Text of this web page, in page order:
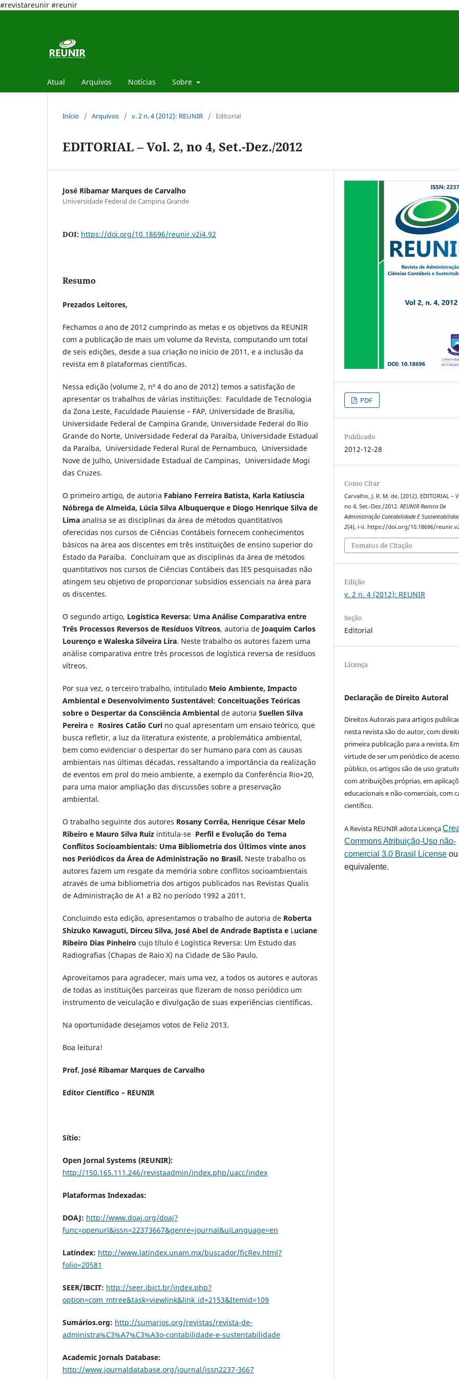
#revistareunir #reunir
Atual Arquivos Notícias Sobre
Início / Arquivos / v. 2 n. 4 (2012): REUNIR / Editorial
EDITORIAL – Vol. 2, no 4, Set.-Dez./2012
José Ribamar Marques de Carvalho
Universidade Federal de Campina Grande
DOI: https://doi.org/10.18696/reunir.v2i4.92
Resumo
Prezados Leitores,
Fechamos o ano de 2012 cumprindo as metas e os objetivos da REUNIR
com a publicação de mais um volume da Revista, computando um total
de seis edições, desde a sua criação no início de 2011, e a inclusão da
revista em 8 plataformas científicas.
Nessa edição (volume 2, nº 4 do ano de 2012) temos a satisfação de
apresentar os trabalhos de várias instituições: Faculdade de Tecnologia
da Zona Leste, Faculdade Piauiense – FAP, Universidade de Brasília,
Universidade Federal de Campina Grande, Universidade Federal do Rio
Grande do Norte, Universidade Federal da Paraíba, Universidade Estadual
da Paraíba, Universidade Federal Rural de Pernambuco, Universidade
Nove de Julho, Universidade Estadual de Campinas, Universidade Mogi
das Cruzes.
O primeiro artigo, de autoria Fabiano Ferreira Batista, Karla Katiuscia
Nóbrega de Almeida, Lúcia Silva Albuquerque e Diogo Henrique Silva de
Lima analisa se as disciplinas da área de métodos quantitativos
oferecidas nos cursos de Ciências Contábeis fornecem conhecimentos
básicos na área aos discentes em três instituições de ensino superior do
Estado da Paraíba. Concluíram que as disciplinas da área de métodos
quantitativos nos cursos de Ciências Contábeis das IES pesquisadas não
atingem seu objetivo de proporcionar subsídios essenciais na área para
os discentes.
O segundo artigo, Logística Reversa: Uma Análise Comparativa entre
Três Processos Reversos de Resíduos Vítreos, autoria de Joaquim Carlos
Lourenço e Waleska Silveira Lira. Neste trabalho os autores fazem uma
análise comparativa entre três processos de logística reversa de resíduos
vítreos.
Por sua vez, o terceiro trabalho, intitulado Meio Ambiente, Impacto
Ambiental e Desenvolvimento Sustentável: Conceituações Teóricas
sobre o Despertar da Consciência Ambiental de autoria Suellen Silva
Pereira e Rosires Catão Curi no qual apresentam um ensaio teórico, que
busca refletir, a luz da literatura existente, a problemática ambiental,
bem como evidenciar o despertar do ser humano para com as causas
ambientais nas últimas décadas, ressaltando a importância da realização
de eventos em prol do meio ambiente, a exemplo da Conferência Rio+20,
para uma maior ampliação das discussões sobre a preservação
ambiental.
O trabalho seguinte dos autores Rosany Corrêa, Henrique César Melo
Ribeiro e Mauro Silva Ruiz intitula-se Perfil e Evolução do Tema
Conflitos Socioambientais: Uma Bibliometria dos Últimos vinte anos
nos Periódicos da Área de Administração no Brasil. Neste trabalho os
autores fazem um resgate da memória sobre conflitos socioambientais
através de uma bibliometria dos artigos publicados nas Revistas Qualis
de Administração de A1 a B2 no período 1992 a 2011.
Concluindo esta edição, apresentamos o trabalho de autoria de Roberta
Shizuko Kawaguti, Dirceu Silva, José Abel de Andrade Baptista e Luciane
Ribeiro Dias Pinheiro cujo título é Logística Reversa: Um Estudo das
Radiografias (Chapas de Raio X) na Cidade de São Paulo.
Aproveitamos para agradecer, mais uma vez, a todos os autores e autoras
de todas as instituições parceiras que fizeram de nosso periódico um
instrumento de veiculação e divulgação de suas experiências científicas.
Na oportunidade desejamos votos de Feliz 2013.
Boa leitura!
Prof. José Ribamar Marques de Carvalho
Editor Científico – REUNIR
Sítio:
Open Jornal Systems (REUNIR):
http://150.165.111.246/revistaadmin/index.php/uacc/index
Plataformas Indexadas:
DOAJ: http://www.doaj.org/doaj?
func=openurl&issn=22373667&genre=journal&uiLanguage=en
Latindex: http://www.latindex.unam.mx/buscador/ficRev.html?
folio=20581
SEER/IBCIT: http://seer.ibict.br/index.php?
option=com_mtree&task=viewlink&link_id=2153&Itemid=109
Sumários.org: http://sumarios.org/revistas/revista-de-
administra%C3%A7%C3%A3o-contabilidade-e-sustentabilidade
Academic Jornals Database:
http://www.journaldatabase.org/journal/issn2237-3667
PDF
Publicado
2012-12-28
Como Citar
Carvalho, J. R. M. de. (2012). EDITORIAL –
no 4, Set.-Dez./2012.REUNIR Revista De
Administração Contabilidade E
2(4), i-ii. https://doi.org/10.18696/
Fomatos de Citação
Edição
v. 2 n. 4 (2012): REUNIR
Seção
Editorial
Licença
Declaração de Direito Autoral
Direitos Autorais para artigos
nesta revista são do autor, com
primeira publicação para a revista. Em
virtude de ser um periódico de acesso
público, os artigos são de uso
com atribuições próprias, em
educacionais e não-comerciais, com
científico.
A Revista REUNIR adota Licença
Commons Atribuição-Uso não-
comercial 3.0 Brasil License
equivalente.